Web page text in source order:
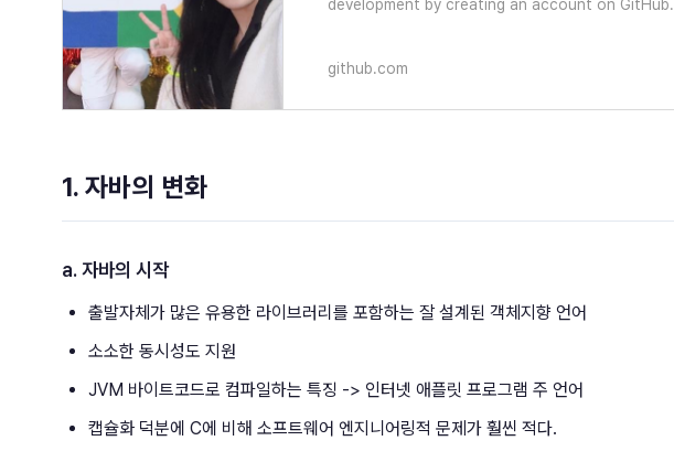
development by creating an account on GitHub.
github.com
1. 자바의 변화
a. 자바의 시작
출발자체가 많은 유용한 라이브러리를 포함하는 잘 설계된 객체지향 언어
소소한 동시성도 지원
JVM 바이트코드로 컴파일하는 특징 -> 인터넷 애플릿 프로그램 주 언어
캡슐화 덕분에 C에 비해 소프트웨어 엔지니어링적 문제가 훨씬 적다.